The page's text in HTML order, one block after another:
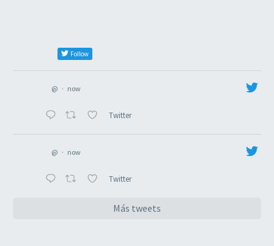
Follow
@ · now
Twitter
@ · now
Twitter
Más tweets